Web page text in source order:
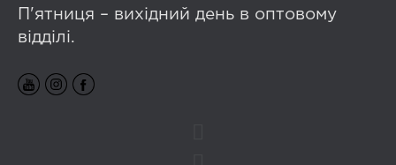
П'ятниця – вихідний день в оптовому
відділі.